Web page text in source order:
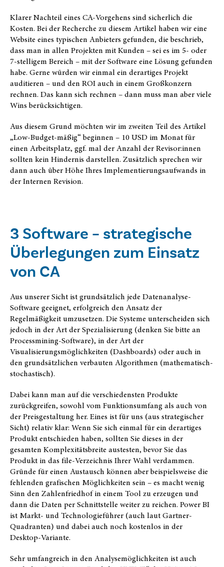
Klarer Nachteil eines CA-Vorgehens sind sicherlich die
Kosten. Bei der Recherche zu diesem Artikel haben wir eine
Website eines typischen Anbieters gefunden, die beschrieb,
dass man in allen Projekten mit Kunden – sei es im 5- oder
7-stelligem Bereich – mit der Software eine Lösung gefunden
habe. Gerne würden wir einmal ein derartiges Projekt
auditieren – und den ROI auch in einem Großkonzern
rechnen. Das kann sich rechnen – dann muss man aber viele
Wins berücksichtigen.
Aus diesem Grund möchten wir im zweiten Teil des Artikel
„Low-Budget-mäßig“ beginnen – 10 USD im Monat für
einen Arbeitsplatz, ggf. mal der Anzahl der Revisor:innen
sollten kein Hindernis darstellen. Zusätzlich sprechen wir
dann auch über Höhe Ihres Implementierungsaufwands in
der Internen Revision.
3 Software – strategische
Überlegungen zum Einsatz
von CA
Aus unserer Sicht ist grundsätzlich jede Datenanalyse-
Software geeignet, erfolgreich den Ansatz der
Regelmäßigkeit umzusetzen. Die Systeme unterscheiden sich
jedoch in der Art der Spezialisierung (denken Sie bitte an
Processmining-Software), in der Art der
Visualisierungsmöglichkeiten (Dashboards) oder auch in
den grundsätzlichen verbauten Algorithmen (mathematisch-
stochastisch).
Dabei kann man auf die verschiedensten Produkte
zurückgreifen, sowohl vom Funktionsumfang als auch von
der Preisgestaltung her. Eines ist für uns (aus strategischer
Sicht) relativ klar: Wenn Sie sich einmal für ein derartiges
Produkt entschieden haben, sollten Sie dieses in der
gesamten Komplexitätsbreite austesten, bevor Sie das
Produkt in das file-Verzeichnis Ihrer Wahl verdammen.
Gründe für einen Austausch können aber beispielsweise die
fehlenden grafischen Möglichkeiten sein – es macht wenig
Sinn den Zahlenfriedhof in einem Tool zu erzeugen und
dann die Daten per Schnittstelle weiter zu reichen. Power BI
ist Markt- und Technologieführer (auch laut Gartner-
Quadranten) und dabei auch noch kostenlos in der
Desktop-Variante.
Sehr umfangreich in den Analysemöglichkeiten ist auch